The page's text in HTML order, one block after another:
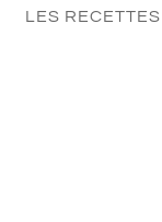
LES RECETTES